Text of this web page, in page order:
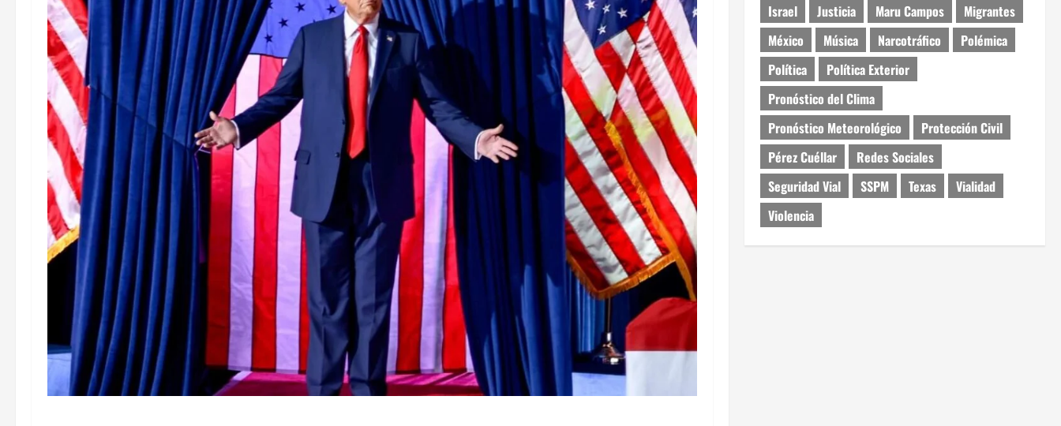
Israel
Justicia Maru Campos
Migrantes
México
Música Narcotráfico
Polémica
Política
Política Exterior
Pronóstico del Clima
Pronóstico Meteorológico
Protección Civil
Pérez Cuéllar
Redes Sociales
Seguridad Vial
SSPM Texas
Vialidad
Violencia